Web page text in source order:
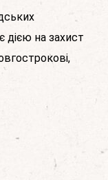
дією на захист